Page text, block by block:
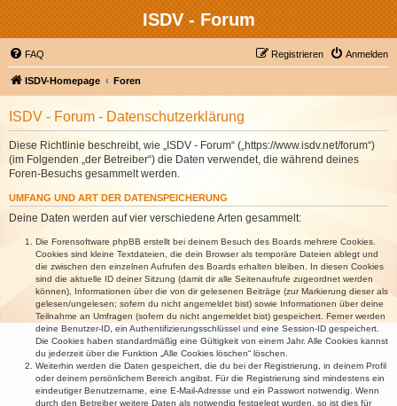
ISDV - Forum
FAQ Anmelden
Registrieren
ISDV-Homepage Foren
ISDV - Forum - Datenschutzerklärung
Diese Richtlinie beschreibt, wie „ISDV - Forum“ („https://www.isdv.net/forum“)
(im Folgenden „der Betreiber“) die Daten verwendet, die während deines
Foren-Besuchs gesammelt werden.
UMFANG UND ART DER DATENSPEICHERUNG
Deine Daten werden auf vier verschiedene Arten gesammelt:
Die Forensoftware phpBB erstellt bei deinem Besuch des Boards mehrere Cookies.
Cookies sind kleine Textdateien, die dein Browser als temporäre Dateien ablegt und
die zwischen den einzelnen Aufrufen des Boards erhalten bleiben. In diesen Cookies
sind die aktuelle ID deiner Sitzung (damit dir alle Seitenaufrufe zugeordnet werden
können), Informationen über die von dir gelesenen Beiträge (zur Markierung dieser als
gelesen/ungelesen; sofern du nicht angemeldet bist) sowie Informationen über deine
Teilnahme an Umfragen (sofern du nicht angemeldet bist) gespeichert. Ferner werden
deine Benutzer-ID, ein Authentifizierungsschlüssel und eine Session-ID gespeichert.
Die Cookies haben standardmäßig eine Gültigkeit von einem Jahr. Alle Cookies kannst
du jederzeit über die Funktion „Alle Cookies löschen“ löschen.
Weiterhin werden die Daten gespeichert, die du bei der Registrierung, in deinem Profil
oder deinem persönlichem Bereich angibst. Für die Registrierung sind mindestens ein
eindeutiger Benutzername, eine E-Mail-Adresse und ein Passwort notwendig. Wenn
durch den Betreiber weitere Daten als notwendig festgelegt wurden, so ist dies für